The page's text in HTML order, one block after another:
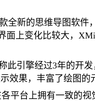
全新的思维导图软件
面上变化比较大，
此引擎经过3年的开
效果，丰富了绘图的
平台上拥有一致的视